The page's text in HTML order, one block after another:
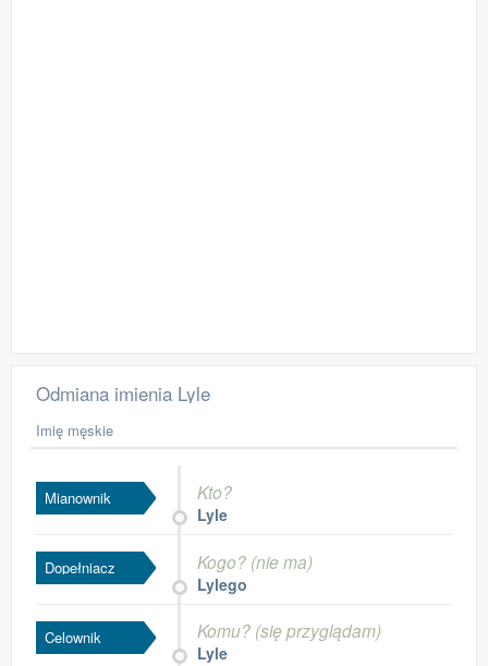
Odmiana imienia Lyle
Imię męskie
Mianownik Kto?
Lyle
Dopełniacz Kogo? (nie ma)
Lylego
Celownik Komu? (się przyglądam)
Lyle